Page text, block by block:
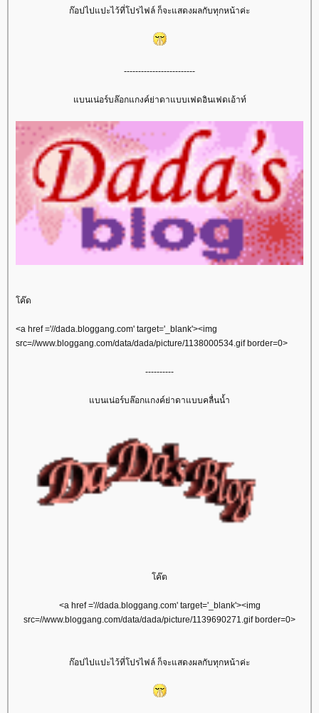
ก๊อปไปแปะไว้ที่โปรไฟล์ ก็จะแสดงผลกับทุกหน้าค่ะ
-------------------------
บนเน่อร์บล๊อกแกงค์ย่าดาแบบเฟดอินเฟดเอ้าท์
ค๊ด
<a href ='//dada.bloggang.com' target='_blank'><img
src=//www.bloggang.com/data/dada/picture/1138000534.gif border=0>
----------
บนเน่อร์บล๊อกแกงค์ย่าดาแบบคลื่นน้ำ
ค๊ต
<a href ='//dada.bloggang.com' target='_blank'><img
src=//www.bloggang.com/data/dada/picture/1139690271.gif border=0>
ก๊อปไปแปะไว้ที่โปรไฟล์ ก็จะแสดงผลกับทุกหน้าค่ะ